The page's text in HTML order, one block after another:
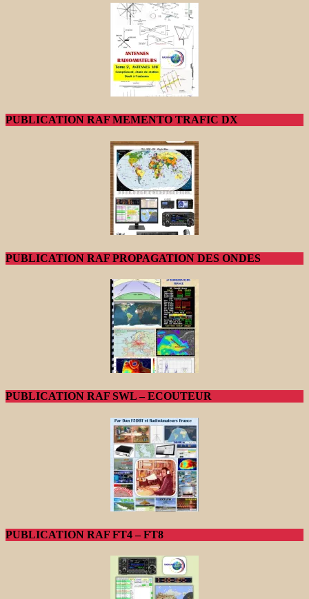
PUBLICATION RAF MEMENTO TRAFIC DX
PUBLICATION RAF PROPAGATION DES ONDES
PUBLICATION RAF SWL – ECOUTEUR
PUBLICATION RAF FT4 – FT8